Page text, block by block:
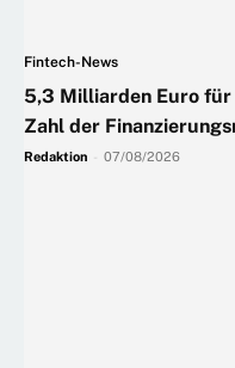
Fintech-News
5,3 Milliarden Euro
Zahl der
Redaktion 07/08/2026